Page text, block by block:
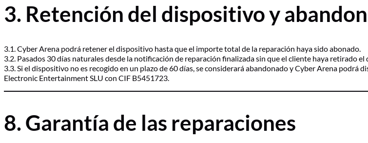
3. Retención del dispositivo y
3.1. Cyber Arena podrá retener el dispositivo hasta que el importe total de la reparación haya sido abonado.
3.2. Pasados 30 días naturales desde la notificación de reparación finalizada sin que el cliente haya retirado
3.3. Si el dispositivo no es recogido en un plazo de 60 días, se considerará abandonado y Cyber Arena
Electronic Entertainment SLU con CIF B5451723.
8. Garantía de las reparaciones